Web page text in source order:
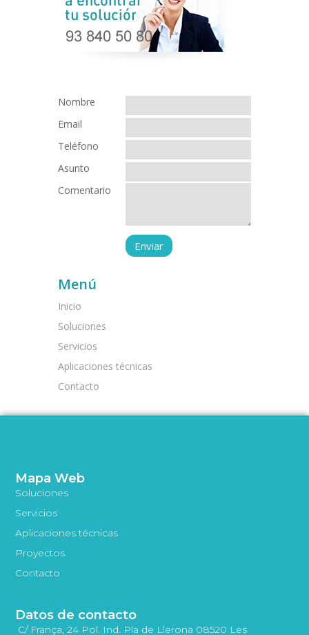
Nombre
Email
Teléfono
Asunto
Comentario
Menú
Inicio
Soluciones
Servicios
Aplicaciones técnicas
Contacto
Mapa Web
Soluciones
Servicios
Aplicaciones técnicas
Proyectos
Contacto
Datos de contacto
C/ França, 24 Pol. Ind. Pla de Llerona 08520 Les